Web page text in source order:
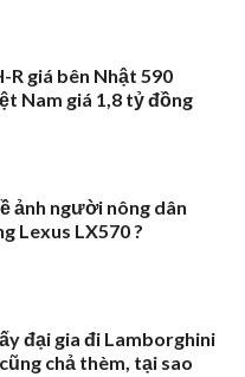
R giá bên Nhật 590
Nam giá 1,8 tỷ đồng
ảnh người nông dân
Lexus LX570 ?
đại gia đi Lamborghini
chả thèm, tại sao